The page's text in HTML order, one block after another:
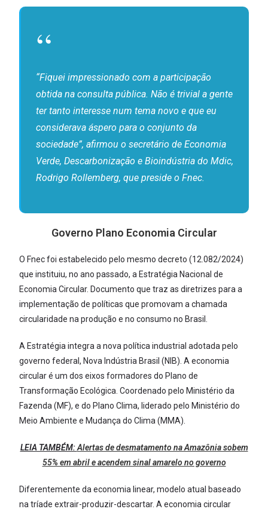
“Fiquei impressionado com a participação
obtida na consulta pública. Não é trivial a gente
ter tanto interesse num tema novo e que eu
considerava áspero para o conjunto da
sociedade”, afirmou o secretário de Economia
Verde, Descarbonização e Bioindústria do Mdic,
Rodrigo Rollemberg, que preside o Fnec.
Governo Plano Economia Circular
O Fnec foi estabelecido pelo mesmo decreto (12.082/2024)
que instituiu, no ano passado, a Estratégia Nacional de
Economia Circular. Documento que traz as diretrizes para a
implementação de políticas que promovam a chamada
circularidade na produção e no consumo no Brasil.
A Estratégia integra a nova política industrial adotada pelo
governo federal, Nova Indústria Brasil (NIB). A economia
circular é um dos eixos formadores do Plano de
Transformação Ecológica. Coordenado pelo Ministério da
Fazenda (MF), e do Plano Clima, liderado pelo Ministério do
Meio Ambiente e Mudança do Clima (MMA).
LEIA TAMBÉM:Alertas de desmatamento na Amazônia sobem
55% em abril e acendem sinal amarelo no governo
Diferentemente da economia linear, modelo atual baseado
na tríade extrair-produzir-descartar. A economia circular